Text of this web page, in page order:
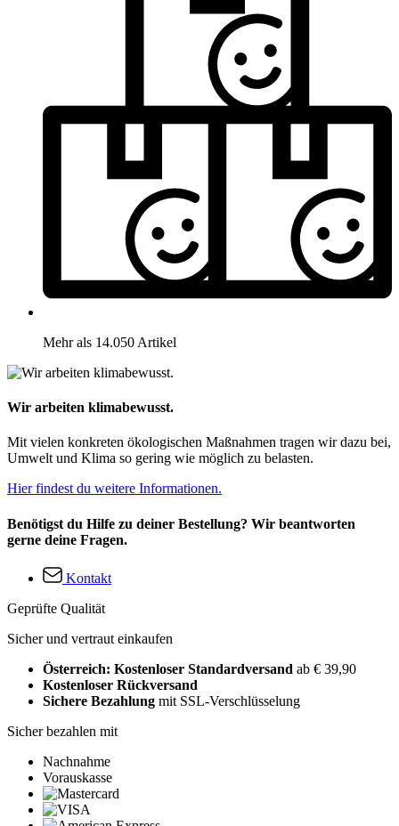
Mehr als 14.050 Artikel
Wir arbeiten klimabewusst.
Mit vielen konkreten ökologischen Maßnahmen tragen wir dazu bei,
Umwelt und Klima so gering wie möglich zu belasten.
Hier findest du weitere Informationen.
Benötigst du Hilfe zu deiner Bestellung? Wir beantworten
gerne deine Fragen.
Kontakt
Geprüfte Qualität
Sicher und vertraut einkaufen
Österreich: Kostenloser Standardversand ab € 39,90
Kostenloser Rückversand
Sichere Bezahlung mit SSL-Verschlüsselung
Sicher bezahlen mit
Nachnahme
Vorauskasse